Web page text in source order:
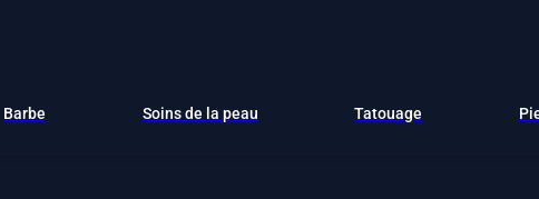
Barbe Soins de la peau Tatouage